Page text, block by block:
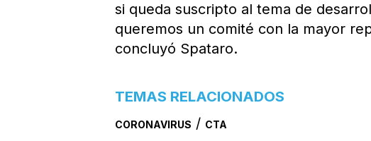
si queda suscripto al tema de
queremos un comité con la mayor
concluyó Spataro.
TEMAS RELACIONADOS
CORONAVIRUS / CTA